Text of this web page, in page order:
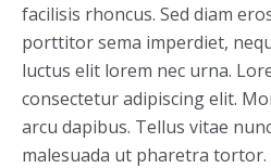
facilisis rhoncus. Sed diam
porttitor sema imperdiet,
luctus elit lorem nec urna.
consectetur adipiscing elit.
arcu dapibus. Tellus vitae
malesuada ut pharetra tortor.